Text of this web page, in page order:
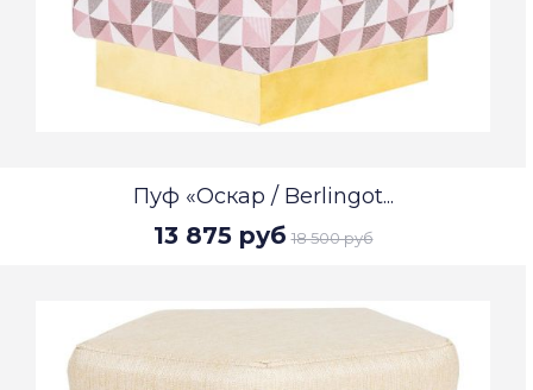
Пуф «Оскар / Berlingot...
13 875 руб 18 500 руб